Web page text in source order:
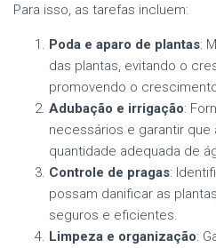
Para isso, as tarefas incluem:
Poda e aparo de plantas:
das plantas, evitando o
promovendo o
Adubação e irrigação:
necessários e garantir que
quantidade adequada de
Controle de pragas:
possam danificar as
seguros e eficientes.
Limpeza e organização: